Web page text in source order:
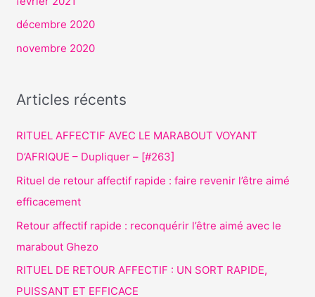
décembre 2020
novembre 2020
Articles récents
RITUEL AFFECTIF AVEC LE MARABOUT VOYANT
D’AFRIQUE – Dupliquer – [#263]
Rituel de retour affectif rapide : faire revenir l’être aimé
efficacement
Retour affectif rapide : reconquérir l’être aimé avec le
marabout Ghezo
RITUEL DE RETOUR AFFECTIF : UN SORT RAPIDE,
PUISSANT ET EFFICACE